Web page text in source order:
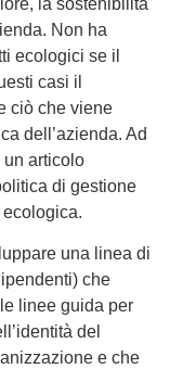
Non ha
ecologici se il
casi il
ciò che viene
dell’azienda. Ad
un articolo
di gestione
.
una linea di
che
linee guida per
del
e che